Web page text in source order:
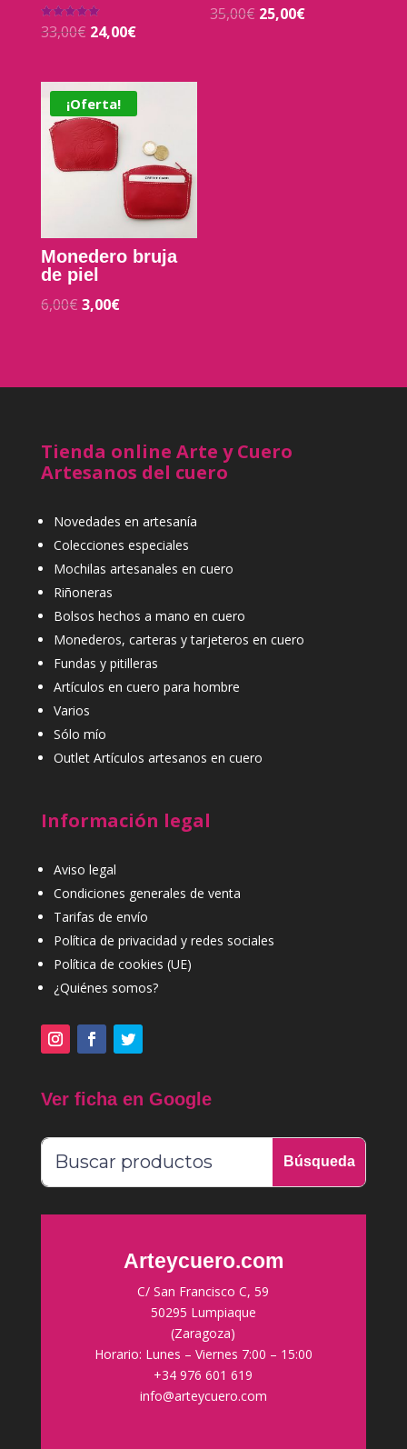
Valorado con
5.00
33,00€ 24,00€
Valorado con
5.00
35,00€ 25,00€
¡Oferta!
Monedero bruja
de piel
6,00€3,00€
Tienda online Arte y Cuero
Artesanos del cuero
Novedades en artesanía
Colecciones especiales
Mochilas artesanales en cuero
Riñoneras
Bolsos hechos a mano en cuero
Monederos, carteras y tarjeteros en cuero
Fundas y pitilleras
Artículos en cuero para hombre
Varios
Sólo mío
Outlet Artículos artesanos en cuero
Información legal
Aviso legal
Condiciones generales de venta
Tarifas de envío
Política de privacidad y redes sociales
Política de cookies (UE)
¿Quiénes somos?
Ver ficha en Google
Arteycuero.com
C/ San Francisco C, 59
50295 Lumpiaque
(Zaragoza)
Horario: Lunes – Viernes 7:00 – 15:00
+34 976 601 619
info@arteycuero.com